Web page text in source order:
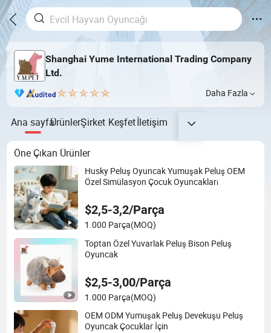
Shanghai Yume International Trading Company
Ltd.
Daha Fazla
Ana sayfaÜrünlerŞirket Keşfetİletişim
Öne Çıkan Ürünler
Husky Peluş Oyuncak Yumuşak Peluş OEM
Özel Simülasyon Çocuk Oyuncakları
$2,5-3,2/Parça
1.000 Parça(MOQ)
Toptan Özel Yuvarlak Peluş Bison Peluş
Oyuncak
$2,5-3,00/Parça
1.000 Parça(MOQ)
OEM ODM Yumuşak Peluş Devekuşu Peluş
Oyuncak Çocuklar İçin